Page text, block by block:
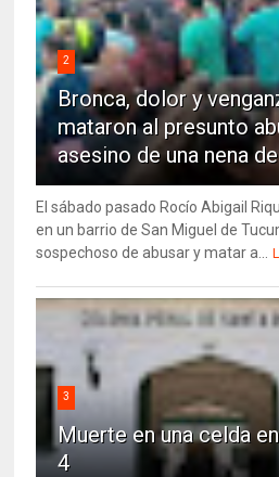
2
Bronca, dolor y
mataron al presunto
asesino de una nena
El sábado pasado Rocío Abigail
en un barrio de San Miguel de
sospechoso de abusar y matar a...
3
Muerte en una celda
4